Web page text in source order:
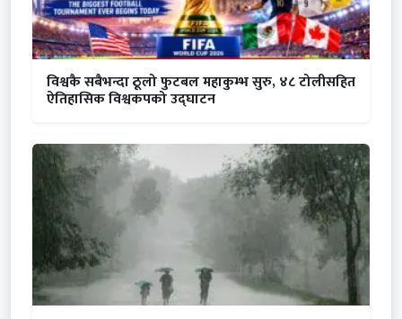
विश्वकै सबैभन्दा ठूलो फुटबल महाकुम्भ सुरु, ४८ टोलीसहित
ऐतिहासिक विश्वकपको उद्घाटन